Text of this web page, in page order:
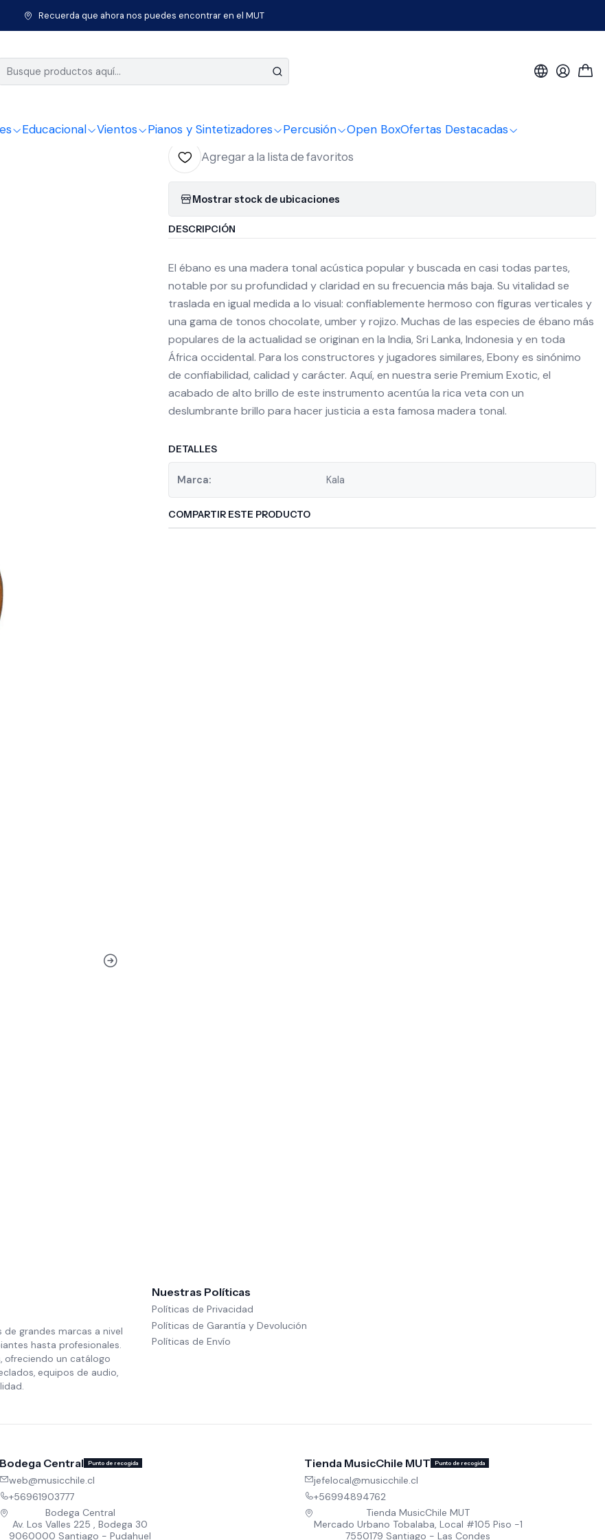
Educacional Vientos Pianos y Sintetizadores Percusión Open BoxOfertas Destacadas
Recuerda que ahora nos puedes encontrar en el MUT
Ukeleles Ukeleles Tenor Ukelele Kala Premier Exotic ebony tenor Ka-px-eby-t
|
Ukelele Kala Premier Exotic
Agregar a la lista de favoritos
Mostrar stock de ubicaciones
DESCRIPCIÓN
El ébano es una madera tonal acústica popular y buscada en casi todas partes,
notable por su profundidad y claridad en su frecuencia más baja. Su vitalidad se
traslada en igual medida a lo visual: confiablemente hermoso con figuras verticales y
una gama de tonos chocolate, umber y rojizo. Muchas de las especies de ébano más
populares de la actualidad se originan en la India, Sri Lanka, Indonesia y en toda
África occidental. Para los constructores y jugadores similares, Ebony es sinónimo
de confiabilidad, calidad y carácter. Aquí, en nuestra serie Premium Exotic, el
acabado de alto brillo de este instrumento acentúa la rica veta con un
deslumbrante brillo para hacer justicia a esta famosa madera tonal.
DETALLES
Marca: Kala
COMPARTIR ESTE PRODUCTO
grandes marcas a nivel
hasta profesionales.
ofreciendo un catálogo
equipos de audio,
Nuestras Políticas
Políticas de Privacidad
Políticas de Garantía y Devolución
Políticas de Envío
Bodega Central Punto de recogida
web@musicchile.cl
+56961903777
Bodega Central
Av. Los Valles 225 , Bodega 30
9060000 Santiago - Pudahuel
Tienda MusicChile MUT Punto de recogida
jefelocal@musicchile.cl
+56994894762
Tienda MusicChile MUT
Mercado Urbano Tobalaba, Local #105 Piso -1
7550179 Santiago - Las Condes